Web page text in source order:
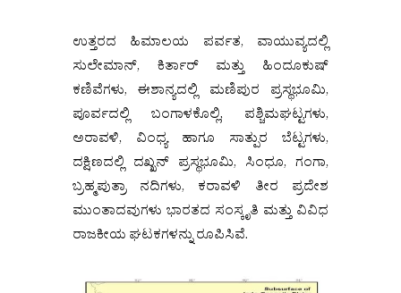
ಉತ್ತರದ ಹಿಮಾಲಯ ಪರ್ವತ, ವಾಯುವ್ಯದಲ್ಲಿ
ಸುಲೇಮಾನ್, ಕಿರ್ತಾರ್ ಮತ್ತು ಹಿಂದೂಕುಷ್
ಕಣಿವೆಗಳು, ಈಶಾನ್ಯದಲ್ಲಿ ಮಣಿಪುರ ಪ್ರಸ್ಥಭೂಮಿ,
ಪೂರ್ವದಲ್ಲಿ ಬಂಗಾಳಕೊಲ್ಲಿ, ಪಶ್ಚಿಮಘಟ್ಟಗಳು,
ಅರಾವಳಿ, ವಿಂಧ್ಯ ಹಾಗೂ ಸಾತ್ಪುರ ಬೆಟ್ಟಗಳು,
ದಕ್ಷಿಣದಲ್ಲಿ ದಖ್ಖನ್ ಪ್ರಸ್ಥಭೂಮಿ, ಸಿಂಧೂ, ಗಂಗಾ,
ಬ್ರಹ್ಮಪುತ್ರಾ ನದಿಗಳು, ಕರಾವಳಿ ತೀರ ಪ್ರದೇಶ
ಮುಂತಾದವುಗಳು ಭಾರತದ ಸಂಸ್ಕೃತಿ ಮತ್ತು ವಿವಿಧ
ರಾಜಕೀಯ ಘಟಕಗಳನ್ನು ರೂಪಿಸಿವೆ.